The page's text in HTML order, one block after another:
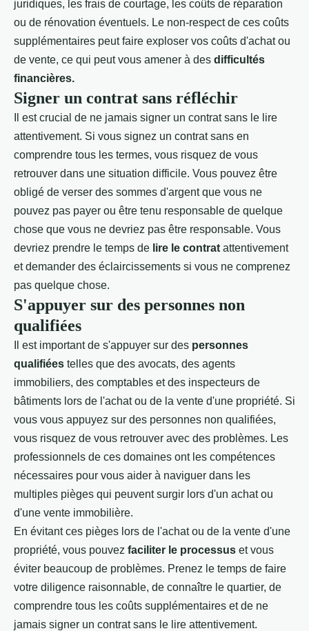
juridiques, les frais de courtage, les coûts de réparation
ou de rénovation éventuels. Le non-respect de ces coûts
supplémentaires peut faire exploser vos coûts d'achat ou
de vente, ce qui peut vous amener à des difficultés
financières.
Signer un contrat sans réfléchir
Il est crucial de ne jamais signer un contrat sans le lire
attentivement. Si vous signez un contrat sans en
comprendre tous les termes, vous risquez de vous
retrouver dans une situation difficile. Vous pouvez être
obligé de verser des sommes d'argent que vous ne
pouvez pas payer ou être tenu responsable de quelque
chose que vous ne devriez pas être responsable. Vous
devriez prendre le temps de lire le contrat attentivement
et demander des éclaircissements si vous ne comprenez
pas quelque chose.
S'appuyer sur des personnes non
qualifiées
Il est important de s'appuyer sur des personnes
qualifiées telles que des avocats, des agents
immobiliers, des comptables et des inspecteurs de
bâtiments lors de l'achat ou de la vente d'une propriété. Si
vous vous appuyez sur des personnes non qualifiées,
vous risquez de vous retrouver avec des problèmes. Les
professionnels de ces domaines ont les compétences
nécessaires pour vous aider à naviguer dans les
multiples pièges qui peuvent surgir lors d'un achat ou
d'une vente immobilière.
En évitant ces pièges lors de l'achat ou de la vente d'une
propriété, vous pouvez faciliter le processus et vous
éviter beaucoup de problèmes. Prenez le temps de faire
votre diligence raisonnable, de connaître le quartier, de
comprendre tous les coûts supplémentaires et de ne
jamais signer un contrat sans le lire attentivement.